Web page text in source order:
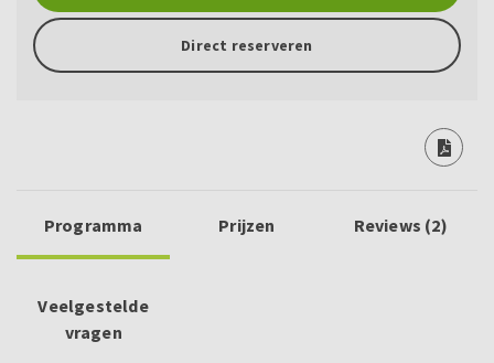
Direct reserveren
Programma Prijzen Reviews (2)
Veelgestelde
vragen